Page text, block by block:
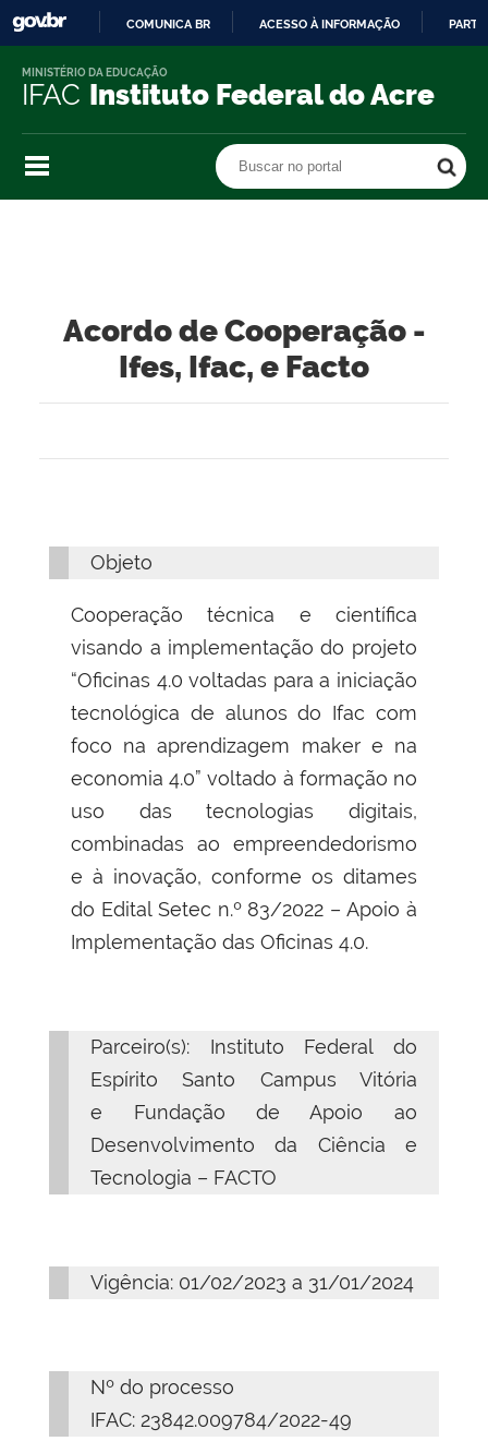
O
COMUNICA BR ACESSO À INFORMAÇÃO
IFAC Instituto Federal do Acre
MINISTÉRIO DA EDUCAÇÃO
Buscar no portal
Acordo de Cooperação -
Ifes, Ifac, e Facto
Objeto
Cooperação técnica e científica
visando a implementação do projeto
“Oficinas 4.0 voltadas para a iniciação
tecnológica de alunos do Ifac com
foco na aprendizagem maker e na
economia 4.0” voltado à formação no
uso das tecnologias digitais,
combinadas ao empreendedorismo
e à inovação, conforme os ditames
do Edital Setec n.º 83/2022 – Apoio à
Implementação das Oficinas 4.0.
Parceiro(s): Instituto Federal do
Espírito Santo Campus Vitória
e Fundação de Apoio ao
Desenvolvimento da Ciência e
Tecnologia – FACTO
Vigência: 01/02/2023 a 31/01/2024
Nº do processo
IFAC: 23842.009784/2022-49